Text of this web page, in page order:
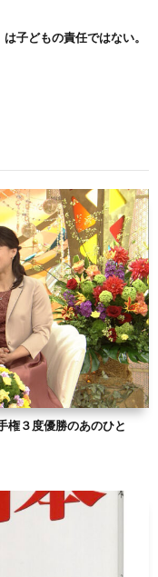
子どもの責任ではない。
権３度優勝のあのひと